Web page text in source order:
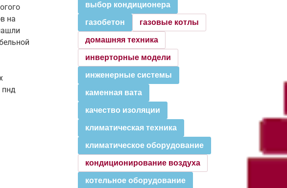
на
пнд
выбор кондиционера
газобетон газовые котлы
домашняя техника
инверторные модели
инженерные системы
каменная вата
качество изоляции
климатическая техника
климатическое оборудование
кондиционирование воздуха
котельное оборудование